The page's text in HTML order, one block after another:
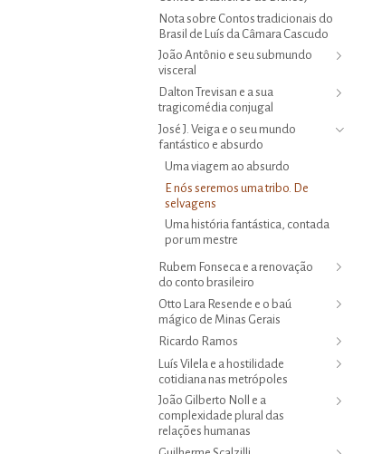
Nota sobre Contos tradicionais do
Brasil de Luís da Câmara Cascudo
João Antônio e seu submundo
visceral
Dalton Trevisan e a sua
tragicomédia conjugal
José J. Veiga e o seu mundo
fantástico e absurdo
Uma viagem ao absurdo
E nós seremos uma tribo. De
selvagens
Uma história fantástica, contada
por um mestre
Rubem Fonseca e a renovação
do conto brasileiro
Otto Lara Resende e o baú
mágico de Minas Gerais
Ricardo Ramos
Luís Vilela e a hostilidade
cotidiana nas metrópoles
João Gilberto Noll e a
complexidade plural das
relações humanas